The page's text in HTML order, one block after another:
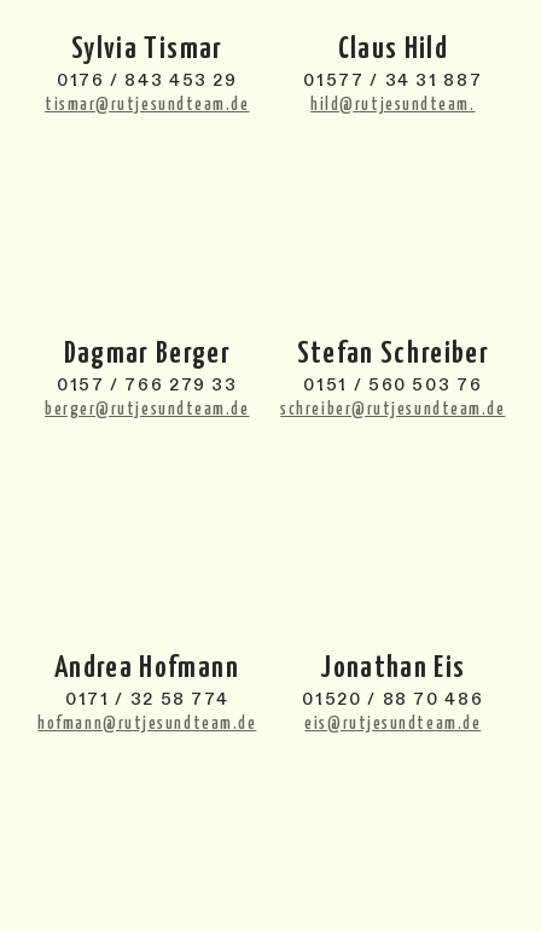
Sylvia Tismar
0176 / 843 453 29
tismar@rutjesundteam.de
Claus Hild
01577 / 34 31 887
hild@rutjesundteam.
Dagmar Berger
0157 / 766 279 33
berger@rutjesundteam.de
Stefan Schreiber
0151 / 560 503 76
schreiber@rutjesundteam.de
Andrea Hofmann
0171 / 32 58 774
hofmann@rutjesundteam.de
Jonathan Eis
01520 / 88 70 486
eis@rutjesundteam.de